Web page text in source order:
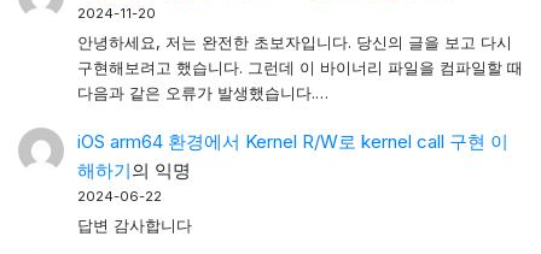
2024-11-20
안녕하세요, 저는 완전한 초보자입니다. 당신의 글을 보고 다시
구현해보려고 했습니다. 그런데 이 바이너리 파일을 컴파일할 때
다음과 같은 오류가 발생했습니다.…
iOS arm64 환경에서 Kernel R/W로 kernel call 구현 이
해하기의 익명
2024-06-22
답변 감사합니다